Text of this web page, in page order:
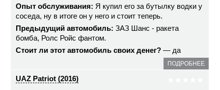
Опыт обслуживания: Я купил его за бутылку водки у
соседа, ну в итоге он у него и стоит теперь.
Предыдущий автомобиль: ЗАЗ Шанс - ракета
бомба, Ролс Ройс фантом.
Стоит ли этот автомобиль своих денег? — да
ПОДРОБНЕЕ
UAZ Patriot (2016)